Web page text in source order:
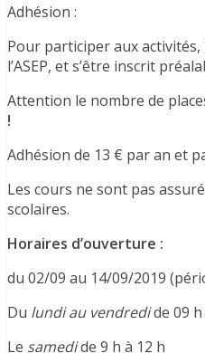
Adhésion :
Pour participer aux
l’ASEP, et s’être inscrit
Attention le nombre de
!
Adhésion de 13 € par an et
Les cours ne sont pas
scolaires.
Horaires d’ouverture :
du 02/09 au 14/09/2019
Du lundi au vendredide 09 h
Le samedide 9 h à 12 h